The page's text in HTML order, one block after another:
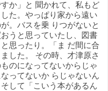
か」と 聞かれて、私もど
た。やっぱり家から遠い
。バスを乗 りつがないと
うと思っていたし、図書
思ったり。「ま だ間に合
した。 その時、才津原さ
のになってないからじゃ
ってないか らじゃないん
して「こいう本があるん